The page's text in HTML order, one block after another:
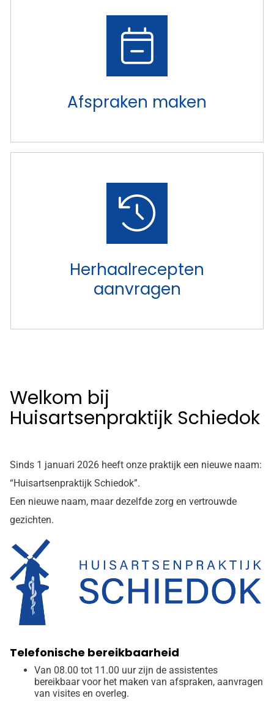
Afspraken maken
Herhaalrecepten
aanvragen
Welkom bij
Huisartsenpraktijk Schiedok
Sinds 1 januari 2026 heeft onze praktijk een nieuwe naam:
“Huisartsenpraktijk Schiedok”.
Een nieuwe naam, maar dezelfde zorg en vertrouwde
gezichten.
Telefonische bereikbaarheid
Van 08.00 tot 11.00 uur zijn de assistentes
bereikbaar voor het maken van afspraken, aanvragen
van visites en overleg.